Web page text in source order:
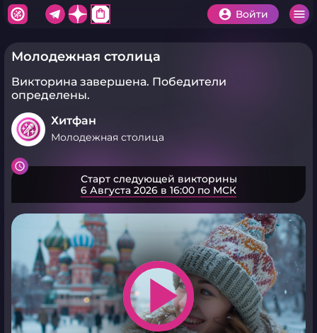
shopping_bag Войти
Молодежная столица
Викторина завершена. Победители
определены.
Хитфан
Молодежная столица
Старт следующей викторины
6 Августа 2026 в 16:00 по МСК
play_arrow